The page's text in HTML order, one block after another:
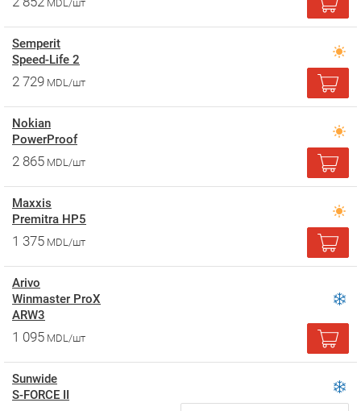
MDL/шт
Semperit
Speed-Life 2
2 729 MDL/шт
Nokian
PowerProof
2 865 MDL/шт
Maxxis
Premitra HP5
1 375 MDL/шт
Arivo
Winmaster ProX
ARW3
1 095 MDL/шт
Sunwide
S-FORCE II